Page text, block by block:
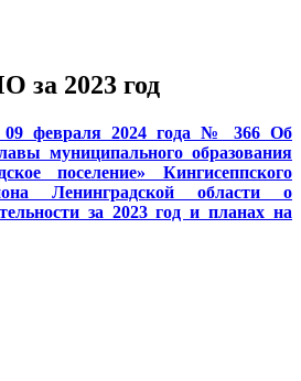
за 2023 год
2024 года № 366 Об
муниципального образования
поселение» Кингисеппского
Ленинградской области о
за 2023 год и планах на